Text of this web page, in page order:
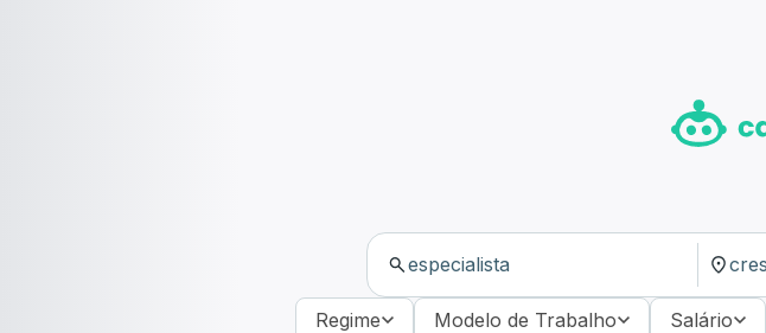
Regime Modelo de Trabalho Salário